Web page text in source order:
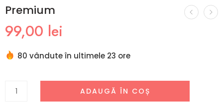
Premium
99,00 lei
80 vândute în ultimele 23 ore
ADAUGĂ ÎN COȘ